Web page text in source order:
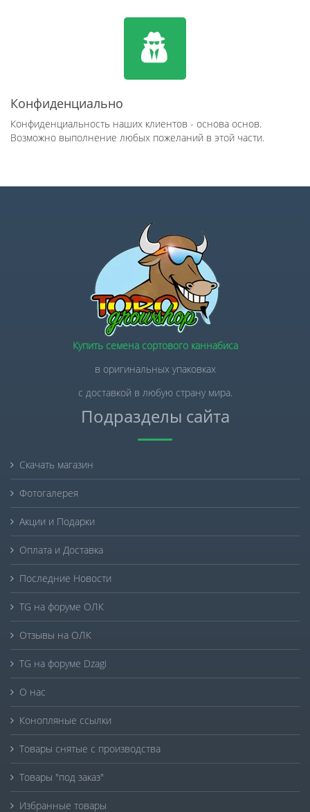
Конфиденциально
Конфиденциальность наших клиентов - основа основ.
Возможно выполнение любых пожеланий в этой части.
Купить семена сортового каннабиса
в оригинальных упаковках
с доставкой в любую страну мира.
Подразделы сайта
Скачать магазин
Фотогалерея
Акции и Подарки
Оплата и Доставка
Последние Новости
TG на форуме ОЛК
Отзывы на ОЛК
TG на форуме Dzagi
О нас
Конопляные ссылки
Товары снятые с производства
Товары "под заказ"
Избранные товары